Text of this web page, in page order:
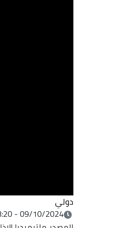
دولي
09/10/2024 - 18:20